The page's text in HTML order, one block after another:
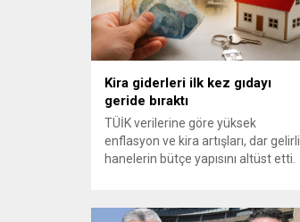
Kira giderleri ilk kez gıdayı
geride bıraktı
TÜİK verilerine göre yüksek
enflasyon ve kira artışları, dar gelirli
hanelerin bütçe yapısını altüst etti.
itibarıyla %39’a ulaşarak gıda